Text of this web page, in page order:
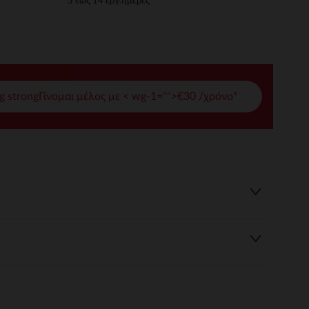
strongΓίνομαι μέλος με < wg-1="">€30 /χρόνο*